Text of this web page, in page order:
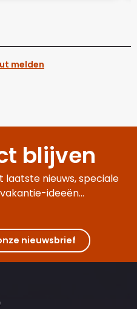
melden
blijven
laatste nieuws, speciale
ideeën...
nieuwsbrief